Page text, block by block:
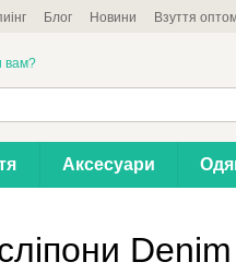
Блог Новини Взуття
вам?
Аксесуари